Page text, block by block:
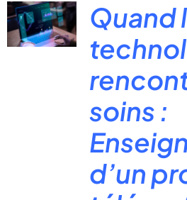
Quand
soins :
d’un